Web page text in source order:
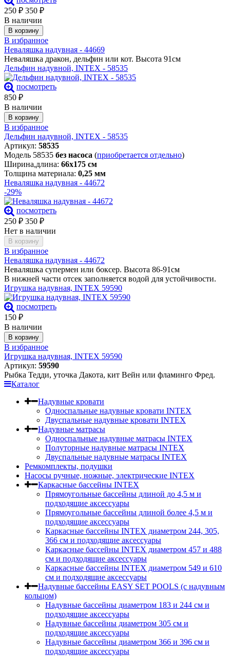
250 ₽ 350 ₽
В наличии
В корзину
В избранное
Неваляшка надувная - 44669
Неваляшка дракон, дельфин или кот. Высота 91см
Дельфин надувной, INTEX - 58535
посмотреть
850 ₽
В наличии
В корзину
В избранное
Дельфин надувной, INTEX - 58535
Артикул: 58535
Модель 58535 без насоса (приобретается отдельно)
Ширина,длина: 66х175 см
Толщина материала: 0,25 мм
Неваляшка надувная - 44672
-29%
посмотреть
250 ₽ 350 ₽
Нет в наличии
В корзину
В избранное
Неваляшка надувная - 44672
Неваляшка супермен или боксер. Высота 86-91см
В нижней части отсек заполняется водой для устойчивости.
Игрушка надувная, INTEX 59590
посмотреть
150 ₽
В наличии
В корзину
В избранное
Игрушка надувная, INTEX 59590
Артикул: 59590
Рыбка Тедди, уточка Дакота, кит Вейн или фламинго Фред.
Каталог
Надувные кровати
Односпальные надувные кровати INTEX
Двуспальные надувные кровати INTEX
Надувные матрасы
Односпальные надувные матрасы INTEX
Полуторные надувные матрасы INTEX
Двуспальные надувные матрасы INTEX
Ремкомплекты, подушки
Насосы ручные, ножные, электрические INTEX
Каркасные бассейны INTEX
Прямоугольные бассейны длиной до 4,5 м и
подходящие аксессуары
Прямоугольные бассейны длиной более 4,5 м и
подходящие аксессуары
Каркасные бассейны INTEX диаметром 244, 305,
366 см и подходящие аксессуары
Каркасные бассейны INTEX диаметром 457 и 488
cм и подходящие аксессуары
Каркасные бассейны INTEX диаметром 549 и 610
см и подходящие аксессуары
Надувные бассейны EASY SET POOLS (с надувным
кольцом)
Надувные бассейны диаметром 183 и 244 см и
подходящие аксессуары
Надувные бассейны диаметром 305 см и
подходящие аксессуары
Надувные бассейны диаметром 366 и 396 см и
подходящие аксессуары